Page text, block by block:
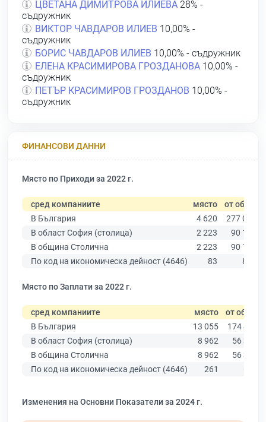
ЦВЕТАНА ДИМИТРОВА ИЛИЕВА 28% -
съдружник
ВИКТОР ЧАВДАРОВ ИЛИЕВ 10,00% -
съдружник
БОРИС ЧАВДАРОВ ИЛИЕВ 10,00% - съдружник
ЕЛЕНА КРАСИМИРОВА ГРОЗДАНОВА 10,00% -
съдружник
ПЕТЪР КРАСИМИРОВ ГРОЗДАНОВ 10,00% -
съдружник
ФИНАНСОВИ ДАННИ
Място по Приходи за 2022 г.
сред компаниите място от общо
В България
4 620
277 019
В област София (столица)
2 223
90 178
В община Столична
2 223
90 178
По код на икономическа дейност (4646)
83 866
Място по Заплати за 2022 г.
сред компаниите място от общо
В България
13 055
174 403
В област София (столица)
8 962
56 378
В община Столична
8 962
56 378
По код на икономическа дейност (4646)
261
Изменения на Основни Показатели за 2024 г.